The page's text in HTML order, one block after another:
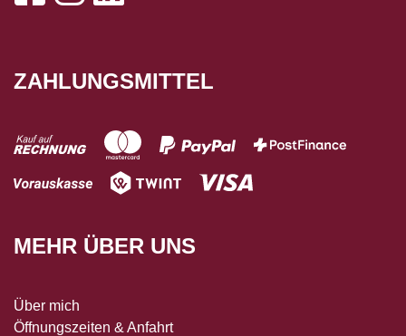
ZAHLUNGSMITTEL
MEHR ÜBER UNS
Über mich
Öffnungszeiten & Anfahrt